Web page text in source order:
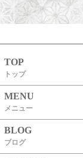
TOP
トップ
MENU
メニュー
BLOG
ブログ